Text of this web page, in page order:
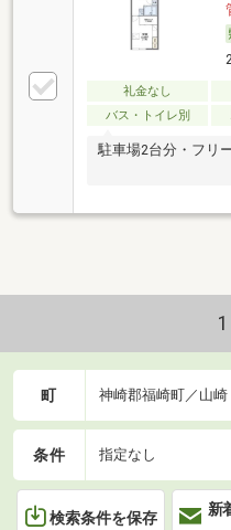
礼金なし
バス・トイレ別
駐車場2台分・フリ
町 神崎郡福崎町／山崎
条件 指定なし
検索条件を保存
新